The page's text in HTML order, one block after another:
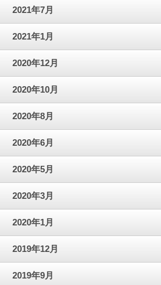
2021年7月
2021年1月
2020年12月
2020年10月
2020年8月
2020年6月
2020年5月
2020年3月
2020年1月
2019年12月
2019年9月